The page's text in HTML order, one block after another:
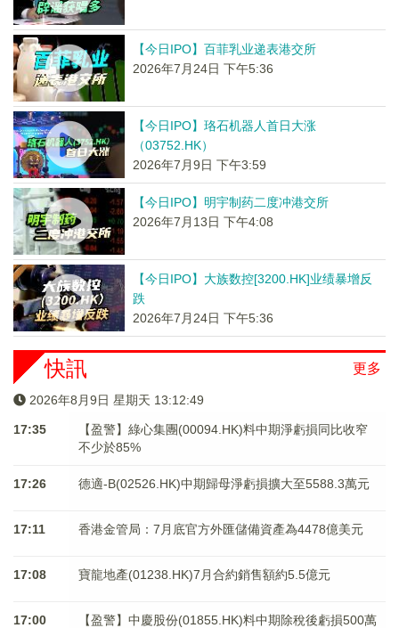
【今日IPO】百菲乳业递表港交所
2026年7月24日 下午5:36
【今日IPO】珞石机器人首日大涨
（03752.HK）
2026年7月9日 下午3:59
【今日IPO】明宇制药二度冲港交所
2026年7月13日 下午4:08
【今日IPO】大族数控[3200.HK]业绩暴增反
跌
2026年7月24日 下午5:36
更多
快訊
2026年8月9日 星期天 13:12:50
17:35
【盈警】綠心集團(00094.HK)料中期淨虧損同比收窄
不少於85%
17:26 德適-B(02526.HK)中期歸母淨虧損擴大至5588.3萬元
17:11 香港金管局：7月底官方外匯儲備資產為4478億美元
17:08 寶龍地產(01238.HK)7月合約銷售額約5.5億元
17:00
【盈警】中慶股份(01855.HK)料中期除稅後虧損500萬